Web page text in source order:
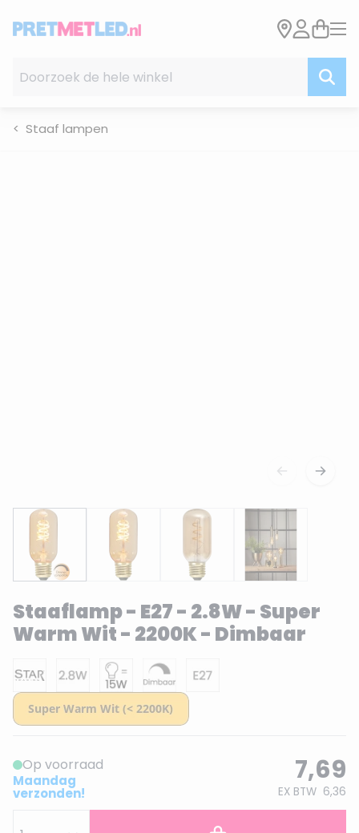
Staaf lampen
Staaflamp - E27 - 2.8W - Super
Warm Wit - 2200K - Dimbaar
Op voorraad
Maandag
verzonden!
7,69
EX BTW 6,36